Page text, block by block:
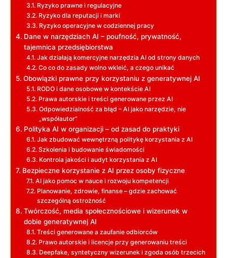
Ryzyko prawne i regulacyjne
Ryzyko dla reputacji i marki
Ryzyko operacyjne w codziennej pracy
Dane w narzędziach AI – poufność, prywatność,
tajemnica przedsiębiorstwa
Jak działają komercyjne narzędzia AI od strony danych
Co co do zasady wolno wkleić, a czego unikać
Obowiązki prawne przy korzystaniu z generatywnej AI
RODO i dane osobowe w kontekście AI
Prawa autorskie i treści generowane przez AI
Odpowiedzialność za błąd – AI jako narzędzie, nie
„współautor”
Polityka AI w organizacji – od zasad do praktyki
Jak zbudować wewnętrzną politykę korzystania z AI
Szkolenia i budowanie świadomości
Kontrola jakości i audyt korzystania z AI
Bezpieczne korzystanie z AI przez osoby fizyczne
AI jako pomoc w nauce i rozwoju kompetencji
Planowanie, zdrowie, finanse – gdzie zachować
szczególną ostrożność
Twórczość, media społecznościowe i wizerunek w
dobie generatywnej AI
Treści generowane a zaufanie odbiorców
Prawo autorskie i licencje przy generowaniu treści
Deepfake, syntetyczny wizerunek i zgoda osób trzecich